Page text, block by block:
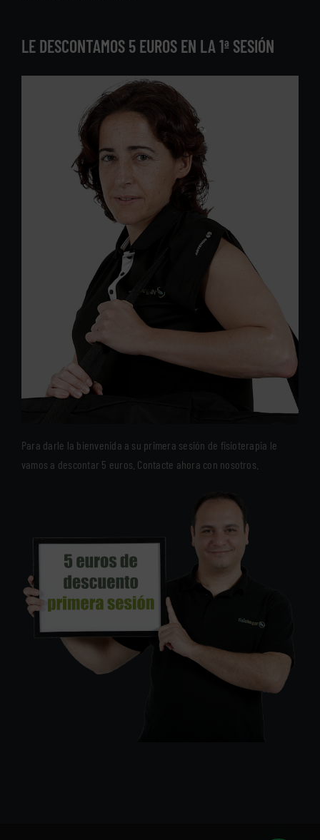
LE DESCONTAMOS 5 EUROS EN LA 1ª SESIÓN
Para darle la bienvenida a su primera sesión de fisioterapia le
vamos a descontar 5 euros. Contacte ahora con nosotros.